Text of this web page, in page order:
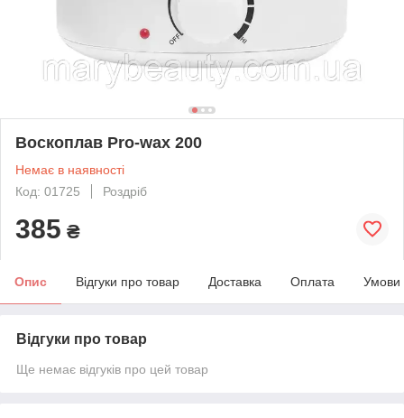
Воскоплав Pro-wax 200
Немає в наявності
Код: 01725
Роздріб
385 ₴
Опис Відгуки про товар Доставка Оплата Умови
Відгуки про товар
Ще немає відгуків про цей товар